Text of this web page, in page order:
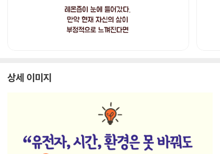
상세 이미지